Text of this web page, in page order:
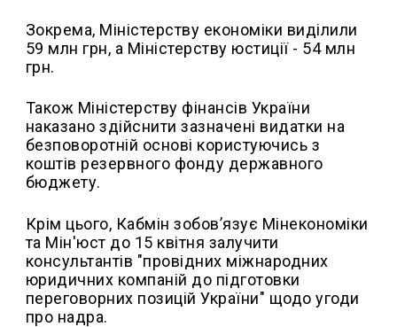
Зокрема, Міністерству економіки виділили
59 млн грн, а Міністерству юстиції - 54 млн
грн.
Також Міністерству фінансів України
наказано здійснити зазначені видатки на
безповоротній основі користуючись з
коштів резервного фонду державного
бюджету.
Крім цього, Кабмін зобовʼязує Мінекономіки
та Мін'юст до 15 квітня залучити
консультантів "провідних міжнародних
юридичних компаній до підготовки
переговорних позицій України" щодо угоди
про надра.